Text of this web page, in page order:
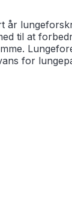
år
til at
for